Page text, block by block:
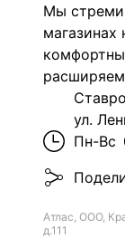
Мы
магазинах
ул.
Пн-Вс
Атлас, ООО,
д.111